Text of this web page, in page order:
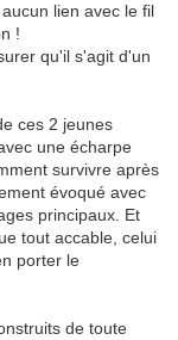
lien avec le fil
!
qu'il s'agit d'un
ces 2 jeunes
une écharpe
survivre après
évoqué avec
principaux. Et
tout accable, celui
porter le
de toute